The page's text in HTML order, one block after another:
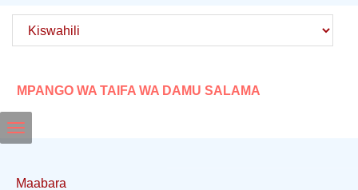
MPANGO WA TAIFA WA DAMU SALAMA
Toggle
Maabara